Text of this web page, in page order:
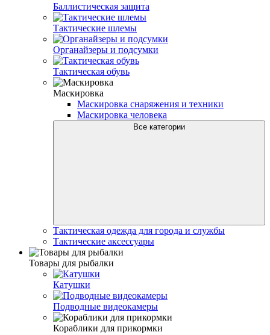
Баллистическая защита
Тактические шлемы
Органайзеры и подсумки
Тактическая обувь
Маскировка
Маскировка снаряжения и техники
Маскировка человека
Все категории
Тактическая одежда для города и службы
Тактические аксессуары
Товары для рыбалки
Катушки
Подводные видеокамеры
Кораблики для прикормки